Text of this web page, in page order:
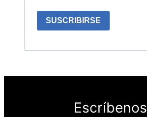
SUSCRIBIRSE
Escríbenos